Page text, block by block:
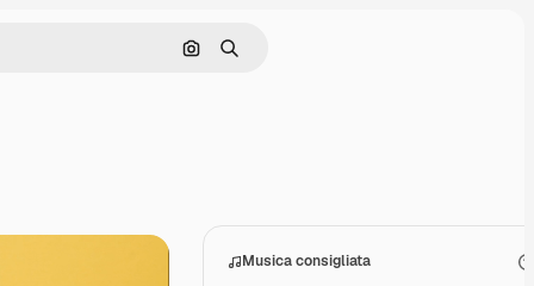
Cerca per immagine
Ricerca
Musica consigliata